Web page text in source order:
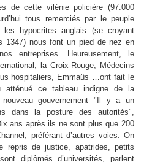
de cette vilénie policière (97.000
tous remerciés par le peuple
hypocrites anglais (se croyant
1347) nous font un pied de nez en
entreprises. Heureusement, le
la Croix-Rouge, Médecins
hospitaliers, Emmaüs …ont fait le
ce tableau indigne de la
nouveau gouvernement "Il y a un
dans la posture des autorités",
ans après ils ne sont plus que 200
préférant d’autres voies. On
repris de justice, apatrides, petits
diplômés d’universités, parlent